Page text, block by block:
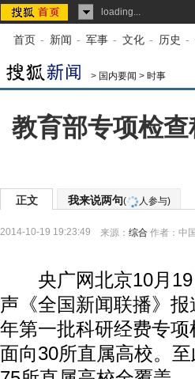
loading...
首页 - 新闻 - 军事 - 文化 - 历史 -
> 国内要闻 > 时事
教育部专项检
正文 我来说两句( 人参与)
2014-10-19 19:23:49 来源： 综合 作者：中
央广网北京10月19
声《全国新闻联播》
年第一批科研经费专
面向30所直属高校。